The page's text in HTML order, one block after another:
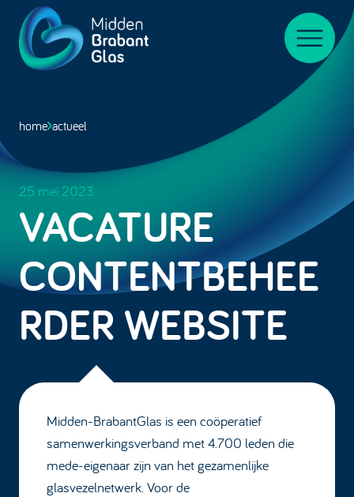
Midden-
BrabantGlas
Menu
home actueel
25 mei 2023
VACATURE
CONTENTBEHEE
RDER WEBSITE
Midden-BrabantGlas is een coöperatief
samenwerkingsverband met 4.700 leden die
mede-eigenaar zijn van het gezamenlijke
glasvezelnetwerk. Voor de